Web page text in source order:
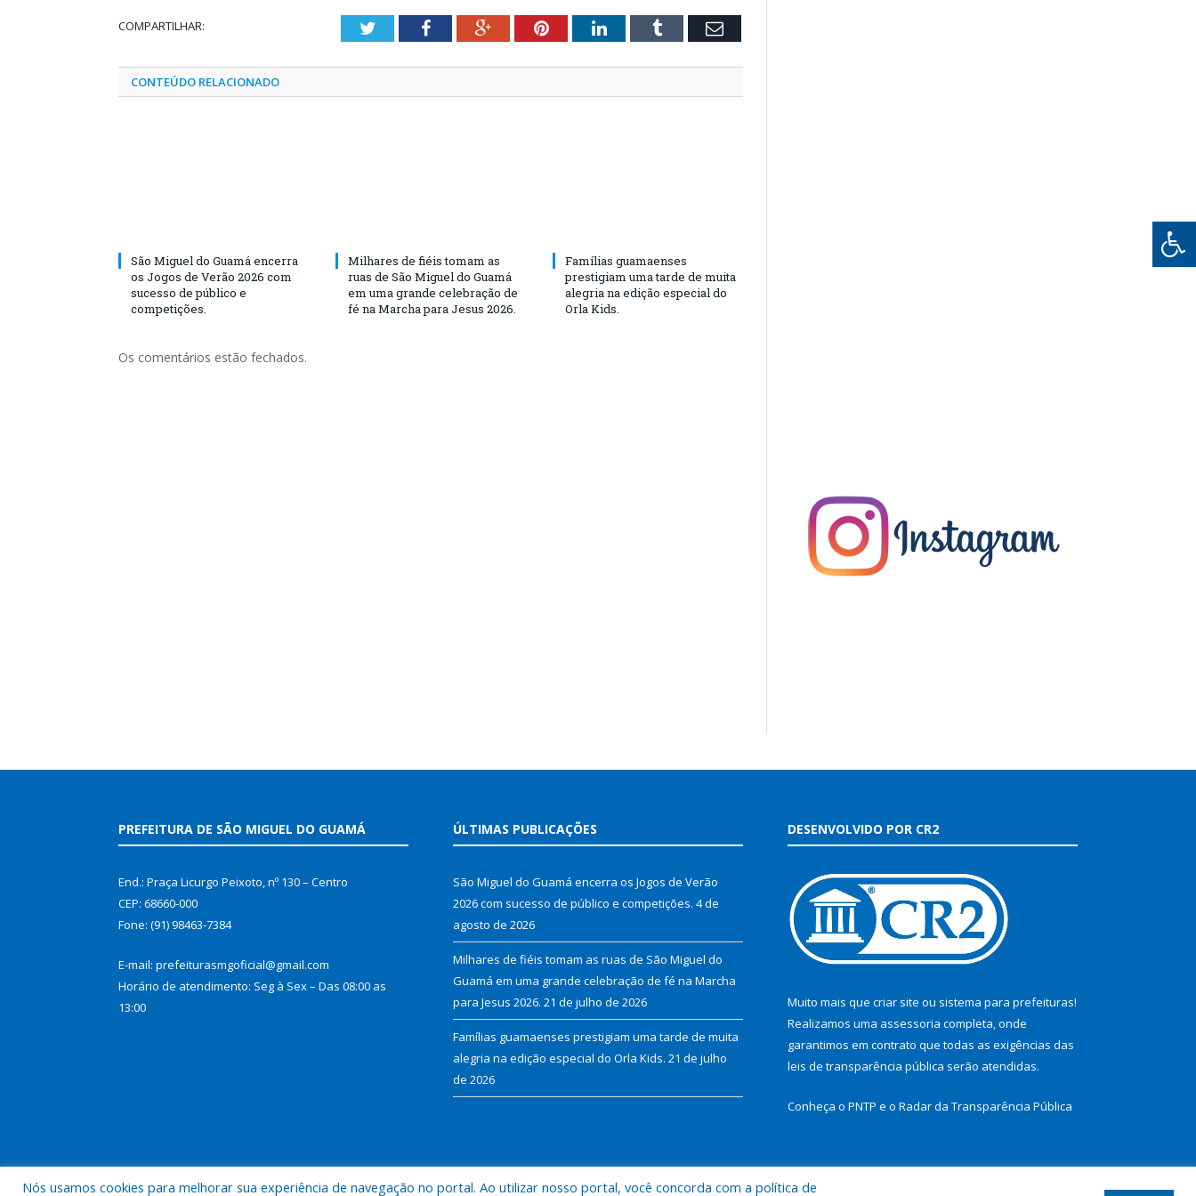
COMPARTILHAR: TwitterFacebookGoogle+PinterestLinkedInTumblr Email
CONTEÚDO RELACIONADO
São Miguel do Guamá encerra
os Jogos de Verão 2026 com
sucesso de público e
competições.
Milhares de fiéis tomam as
ruas de São Miguel do Guamá
em uma grande celebração de
fé na Marcha para Jesus 2026.
Famílias guamaenses
prestigiam uma tarde de muita
alegria na edição especial do
Orla Kids.
Os comentários estão fechados.
PREFEITURA DE SÃO MIGUEL DO GUAMÁ
End.: Praça Licurgo Peixoto, nº 130 – Centro
CEP: 68660-000
Fone: (91) 98463-7384
E-mail: prefeiturasmgoficial@gmail.com
Horário de atendimento: Seg à Sex – Das 08:00 as
13:00
ÚLTIMAS PUBLICAÇÕES
São Miguel do Guamá encerra os Jogos de Verão
2026 com sucesso de público e competições. 4 de
agosto de 2026
Milhares de fiéis tomam as ruas de São Miguel do
Guamá em uma grande celebração de fé na Marcha
para Jesus 2026. 21 de julho de 2026
Famílias guamaenses prestigiam uma tarde de muita
alegria na edição especial do Orla Kids. 21 de julho
de 2026
DESENVOLVIDO POR CR2
Muito mais que criar site ou sistema para prefeituras!
Realizamos uma assessoria completa, onde
garantimos em contrato que todas as exigências das
leis de transparência pública serão atendidas.
Conheça o PNTP e o Radar da Transparência Pública
Nós usamos cookies para melhorar sua experiência de navegação no portal. Ao utilizar nosso portal, você concorda com a política de